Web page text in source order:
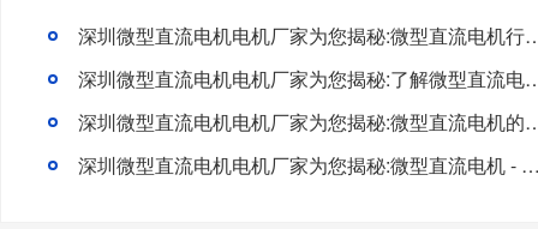
深圳微型直流电机电机厂家为您
深圳微型直流电机电机厂家为您揭
深圳微型直流电机电机厂家为
深圳微型直流电机电机厂家为您揭秘:微型直